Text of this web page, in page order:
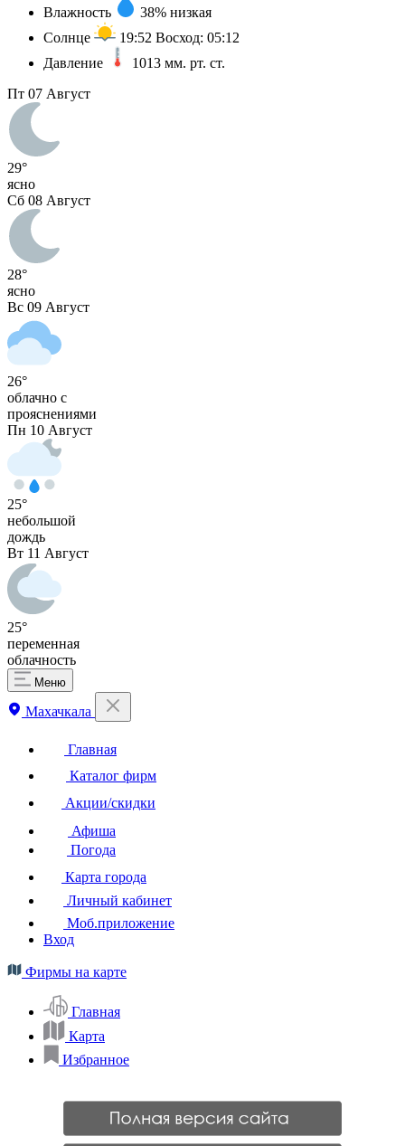
Влажность
38% низкая
Солнце
19:52 Восход: 05:12
Давление
1013 мм. рт. ст.
Пт 07 Август
29°
ясно
Сб 08 Август
28°
ясно
Вс 09 Август
26°
облачно с
прояснениями
Пн 10 Август
25°
небольшой
дождь
Вт 11 Август
25°
переменная
облачность
Меню
Махачкала
Главная
Каталог фирм
Акции/скидки
Афиша
Погода
Карта города
Личный кабинет
Моб.приложение
Вход
Фирмы на карте
Главная
Карта
Избранное